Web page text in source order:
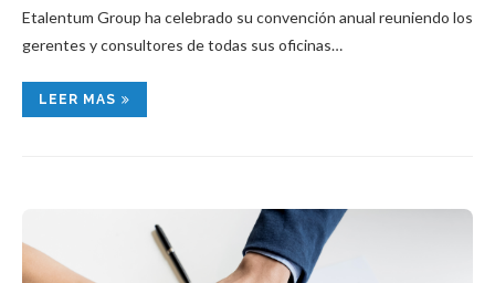
Etalentum Group ha celebrado su convención anual reuniendo los
gerentes y consultores de todas sus oficinas…
LEER MAS